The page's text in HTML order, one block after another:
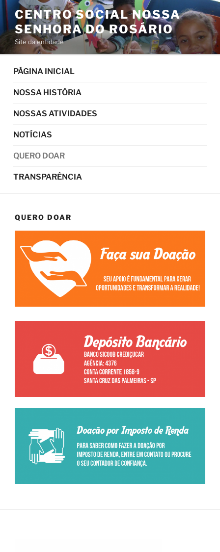
Pular
para
conteúdo
CENTRO SOCIAL NOSSA
SENHORA DO ROSÁRIO
Site da entidade
PÁGINA INICIAL
NOSSA HISTÓRIA
NOSSAS ATIVIDADES
NOTÍCIAS
QUERO DOAR
TRANSPARÊNCIA
QUERO DOAR